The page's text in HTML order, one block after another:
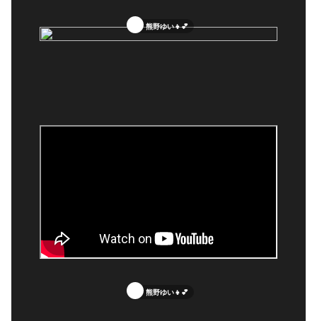
熊野ゆい👧💕
熊野ゆい👧💕